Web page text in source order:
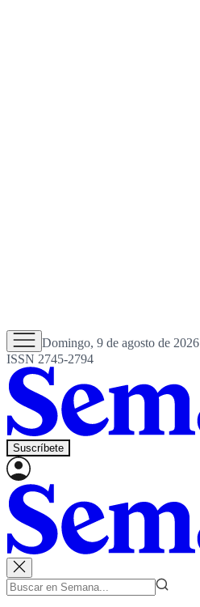
Domingo, 9 de agosto de 2026
ISSN 2745-2794
Suscríbete